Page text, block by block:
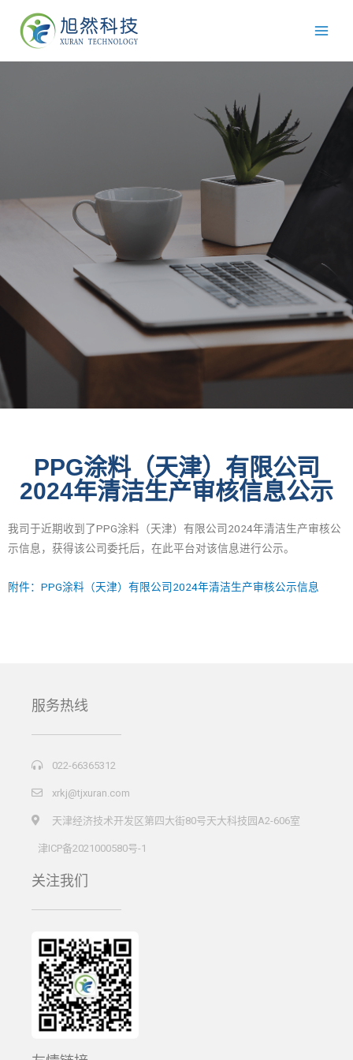
PPG涂料（天津）有限公司
2024年清洁生产审核信息公示
我司于近期收到了PPG涂料（天津）有限公司2024年清洁生产审核公
示信息，获得该公司委托后，在此平台对该信息进行公示。
附件：PPG涂料（天津）有限公司2024年清洁生产审核公示信息
服务热线
022-66365312
xrkj@tjxuran.com
天津经济技术开发区第四大街80号天大科技园A2-606室
津ICP备2021000580号-1
关注我们